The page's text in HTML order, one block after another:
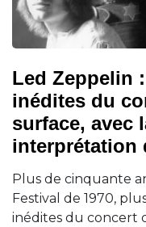
Led Zeppelin
inédites du
surface, avec
interprétation
Plus de cinquante
Festival de 1970,
inédites du concert